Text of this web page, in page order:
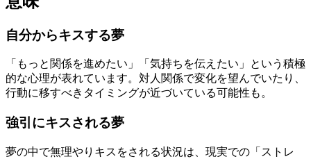
自分からキスする夢
「もっと関係を進めたい」「気持ちを伝えたい」という積極
的な心理が表れています。対人関係で変化を望んでいたり、
行動に移すべきタイミングが近づいている可能性も。
強引にキスされる夢
夢の中で無理やりキスをされる状況は、現実での「ストレ